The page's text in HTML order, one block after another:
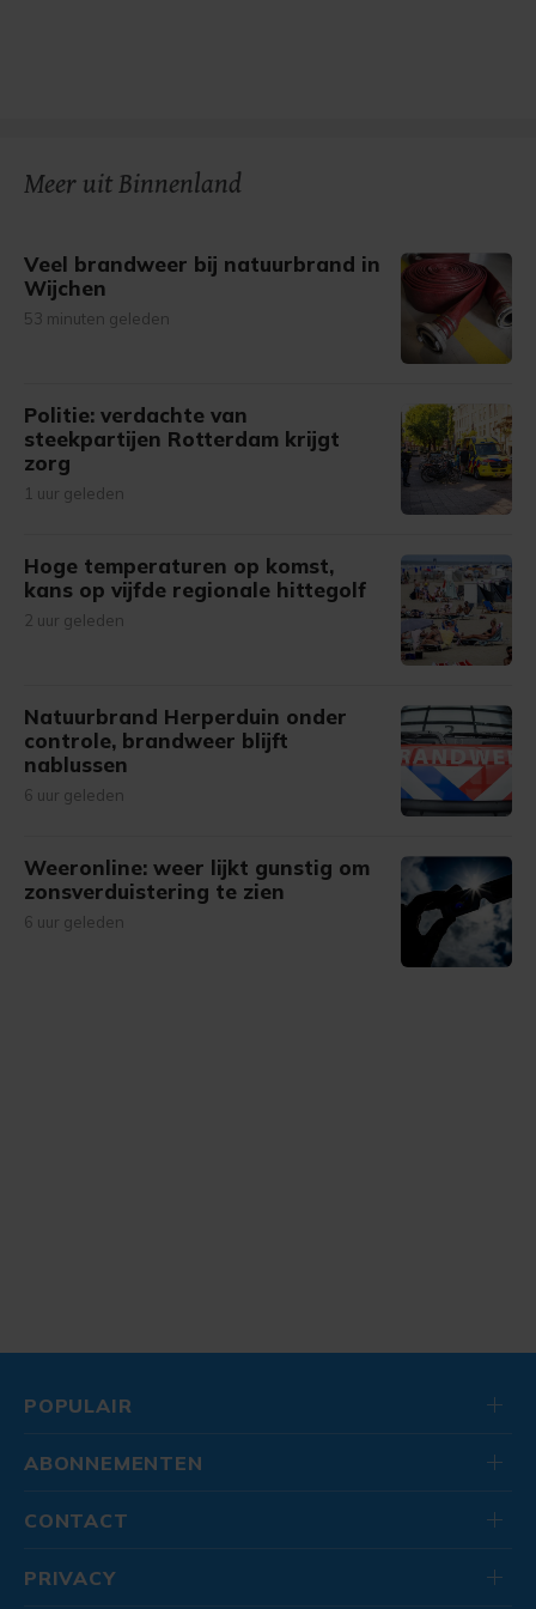
Meer uit Binnenland
Veel brandweer bij natuurbrand in
Wijchen
53 minuten geleden
Politie: verdachte van
steekpartijen Rotterdam krijgt
zorg
1 uur geleden
Hoge temperaturen op komst,
kans op vijfde regionale hittegolf
2 uur geleden
Natuurbrand Herperduin onder
controle, brandweer blijft
nablussen
6 uur geleden
Weeronline: weer lijkt gunstig om
zonsverduistering te zien
6 uur geleden
POPULAIR
ABONNEMENTEN
CONTACT
PRIVACY